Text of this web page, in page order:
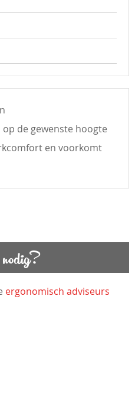
de gewenste hoogte
en voorkomt
ergonomisch adviseurs